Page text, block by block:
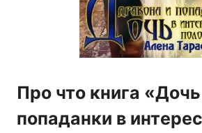
Про что книга
попаданки в